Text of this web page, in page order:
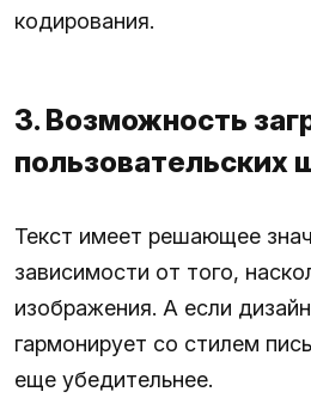
кодирования.
3. Возможность
пользовательских
Текст имеет решающее
зависимости от того,
изображения. А если
гармонирует со стилем
еще убедительнее.